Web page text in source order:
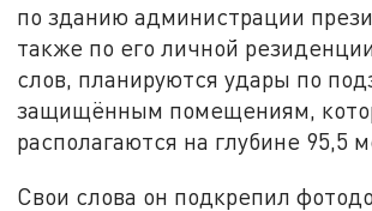
по зданию администрации
также по его личной
слов, планируются удары по
защищённым помещениям,
располагаются на глубине 95,5
Свои слова он подкрепил